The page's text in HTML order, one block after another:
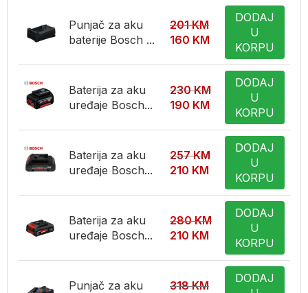
Punjač za aku
baterije Bosch ...
201KM
160 KM
DODAJ
U
KORPU
Baterija za aku
uređaje Bosch...
230KM
190 KM
DODAJ
U
KORPU
Baterija za aku
uređaje Bosch...
257KM
210 KM
DODAJ
U
KORPU
Baterija za aku
uređaje Bosch...
280KM
210 KM
DODAJ
U
KORPU
Punjač za aku
318KM
DODAJ